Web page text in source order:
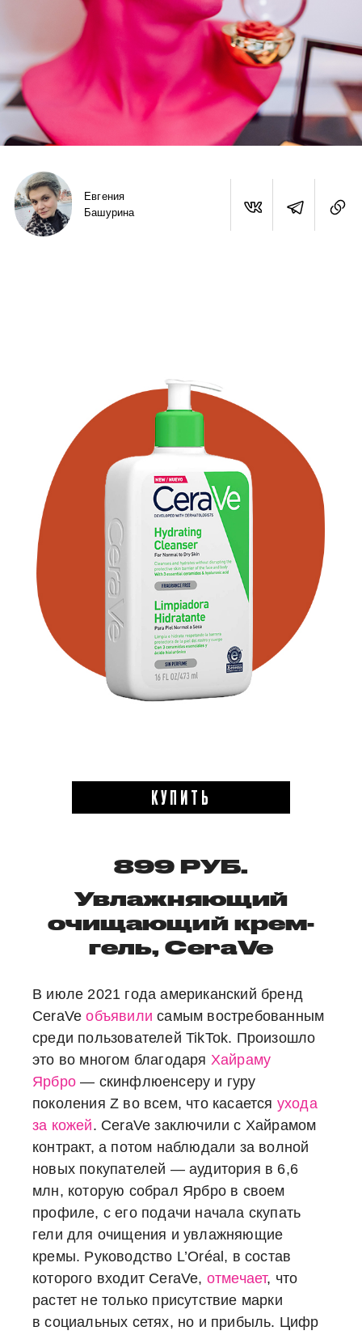
Евгения
Башурина
КУПИТЬ
899 РУБ.
Увлажняющий
очищающий крем-
гель, CeraVe
В июле 2021 года американский бренд
CeraVeобъявили самым востребованным
среди пользователей TikTok. Произошло
это во многом благодаря Хайраму
Ярбро — скинфлюенсеру и гуру
поколения Z во всем, что касается ухода
за кожей. CeraVe заключили с Хайрамом
контракт, а потом наблюдали за волной
новых покупателей — аудитория в 6,6
млн, которую собрал Ярбро в своем
профиле, с его подачи начала скупать
гели для очищения и увлажняющие
кремы. Руководство L’Oréal, в состав
которого входит CeraVe, отмечает, что
растет не только присутствие марки
в социальных сетях, но и прибыль. Цифр